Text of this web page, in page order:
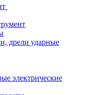
дрели ударные
электрические